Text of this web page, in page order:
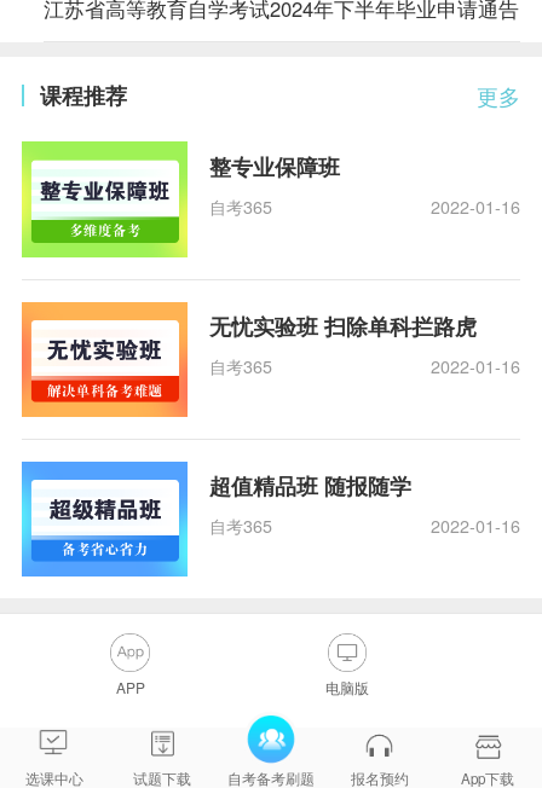
江苏省高等教育自学考试2024年下半年毕业申请通告
更多
课程推荐
整专业保障班
自考365 2022-01-16
无忧实验班 扫除单科拦路虎
自考365 2022-01-16
超值精品班 随报随学
自考365 2022-01-16
APP 电脑版
选课中心 试题下载 自考备考刷题 报名预约 App下载